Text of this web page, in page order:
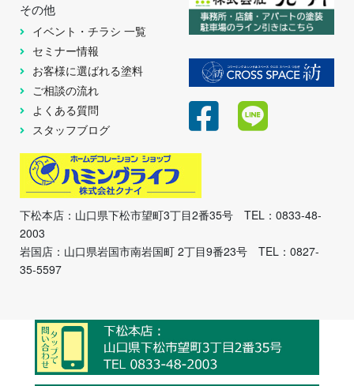
その他
イベント・チラシ 一覧
セミナー情報
お客様に選ばれる塗料
ご相談の流れ
よくある質問
スタッフブログ
下松本店：山口県下松市望町3丁目2番35号 TEL：0833-48-
2003
岩国店：山口県岩国市南岩国町 2丁目9番23号 TEL：0827-
35-5597